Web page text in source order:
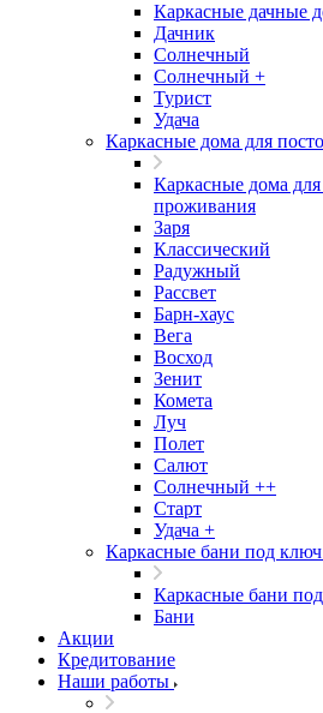
Каркасные дачные
Дачник
Солнечный
Солнечный +
Турист
Удача
Каркасные дома для
Каркасные дома
проживания
Заря
Классический
Радужный
Рассвет
Барн-хаус
Вега
Восход
Зенит
Комета
Луч
Полет
Салют
Солнечный ++
Старт
Удача +
Каркасные бани под ключ
Каркасные бани
Бани
Акции
Кредитование
Наши работы